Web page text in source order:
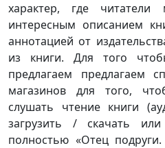
характер, где читатели
интересным описанием
аннотацией от
из книги. Для того
предлагаем предлагаем
магазинов для того,
слушать чтение книги
загрузить / скачать
полностью «Отец